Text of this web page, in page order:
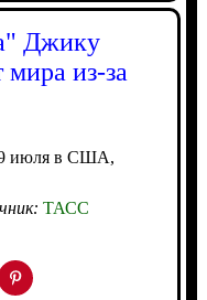
Джику
из-за
июля в США,
ТАСС